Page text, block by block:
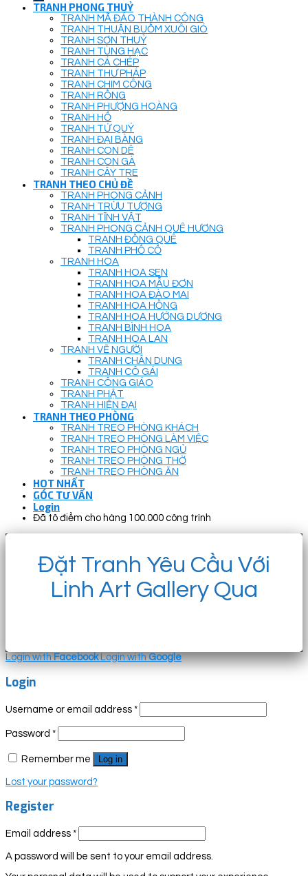
TRANH PHONG THUỶ
TRANH MÃ ĐÁO THÀNH CÔNG
TRANH THUẬN BUỒM XUÔI GIÓ
TRANH SƠN THUỶ
TRANH TÙNG HẠC
TRANH CÁ CHÉP
TRANH THƯ PHÁP
TRANH CHIM CÔNG
TRANH RỒNG
TRANH PHƯỢNG HOÀNG
TRANH HỔ
TRANH TỨ QUÝ
TRANH ĐẠI BÀNG
TRANH CON DÊ
TRANH CON GÀ
TRANH CÂY TRE
TRANH THEO CHỦ ĐỀ
TRANH PHONG CẢNH
TRANH TRỪU TƯỢNG
TRANH TĨNH VẬT
TRANH PHONG CẢNH QUÊ HƯƠNG
TRANH ĐỒNG QUÊ
TRANH PHỐ CỔ
TRANH HOA
TRANH HOA SEN
TRANH HOA MẪU ĐƠN
TRANH HOA ĐÀO MAI
TRANH HOA HỒNG
TRANH HOA HƯỚNG DƯƠNG
TRANH BÌNH HOA
TRANH HOA LAN
TRANH VẼ NGƯỜI
TRANH CHÂN DUNG
TRANH CÔ GÁI
TRANH CÔNG GIÁO
TRANH PHẬT
TRANH HIỆN ĐẠI
TRANH THEO PHÒNG
TRANH TREO PHÒNG KHÁCH
TRANH TREO PHÒNG LÀM VIỆC
TRANH TREO PHÒNG NGỦ
TRANH TREO PHÒNG THỜ
TRANH TREO PHÒNG ĂN
HOT NHẤT
GÓC TƯ VẤN
Login
Đã tô điểm cho hàng 100.000 công trình
Đặt Tranh Yêu Cầu Với
Linh Art Gallery Qua
Login withFacebook Login withGoogle
Login
Username or email address *
Password *
Remember me Log in
Lost your password?
Register
Email address *
A password will be sent to your email address.